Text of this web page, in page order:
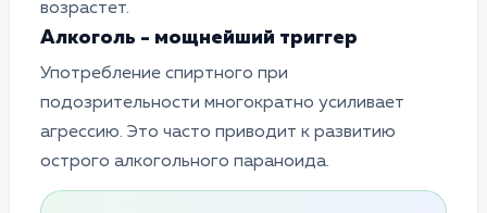
возрастет.
Алкоголь - мощнейший триггер
Употребление спиртного при
подозрительности многократно усиливает
агрессию. Это часто приводит к развитию
острого алкогольного параноида.